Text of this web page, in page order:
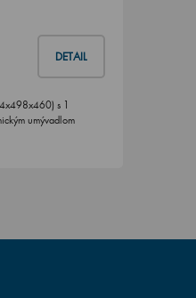
DETAIL
s 1
umývadlom